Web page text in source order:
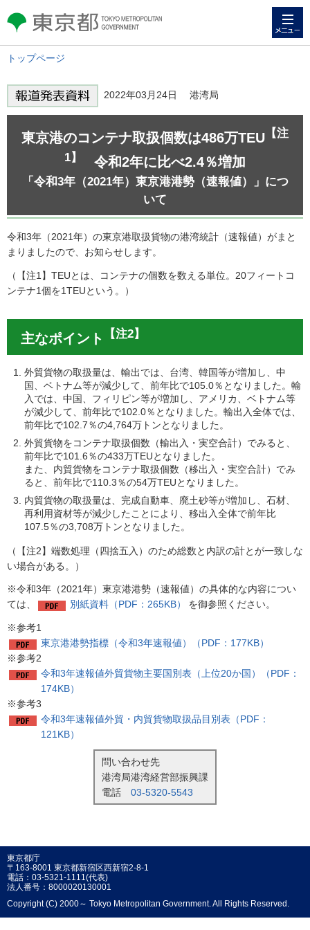
東京都 TOKYO METROPOLITAN
GOVERNMENT
トップページ
2022年03月24日 港湾局
東京港のコンテナ取扱個数は486万TEU 【注
1】 令和2年に比べ2.4％増加
「令和3年（2021年）東京港港勢（速報値）」につ
いて
令和3年（2021年）の東京港取扱貨物の港湾統計（速報値）がまと
まりましたので、お知らせします。
（【注1】TEUとは、コンテナの個数を数える単位。20フィートコ
ンテナ1個を1TEUという。）
主なポイント 【注2】
外貿貨物の取扱量は、輸出では、台湾、韓国等が増加し、中
国、ベトナム等が減少して、前年比で105.0％となりました。輸
入では、中国、フィリピン等が増加し、アメリカ、ベトナム等
が減少して、前年比で102.0％となりました。輸出入全体では、
前年比で102.7％の4,764万トンとなりました。
外貿貨物をコンテナ取扱個数（輸出入・実空合計）でみると、
前年比で101.6％の433万TEUとなりました。
また、内貿貨物をコンテナ取扱個数（移出入・実空合計）でみ
ると、前年比で110.3％の54万TEUとなりました。
内貿貨物の取扱量は、完成自動車、廃土砂等が増加し、石材、
再利用資材等が減少したことにより、移出入全体で前年比
107.5％の3,708万トンとなりました。
（【注2】端数処理（四捨五入）のため総数と内訳の計とが一致しな
い場合がある。）
※令和3年（2021年）東京港港勢（速報値）の具体的な内容につい
ては、
別紙資料（PDF：265KB） を御参照ください。
※参考1
東京港港勢指標（令和3年速報値）（PDF：177KB）
※参考2
令和3年速報値外貿貨物主要国別表（上位20か国）（PDF：
174KB）
※参考3
令和3年速報値外貿・内貿貨物取扱品目別表（PDF：
121KB）
問い合わせ先
港湾局港湾経営部振興課
電話 03-5320-5543
東京都庁
〒163-8001 東京都新宿区西新宿2-8-1
電話：03-5321-1111(代表)
法人番号：8000020130001
Copyright (C) 2000～ Tokyo Metropolitan Government. All Rights Reserved.